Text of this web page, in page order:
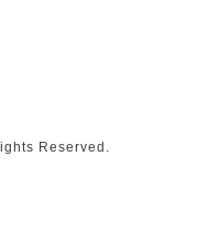
Reserved.